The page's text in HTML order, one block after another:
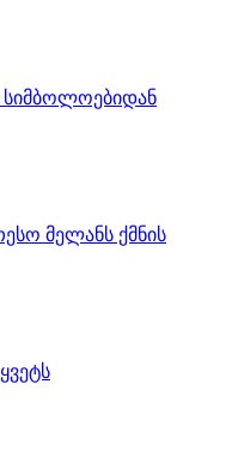
სიმბოლოებიდან
მელანს ქმნის